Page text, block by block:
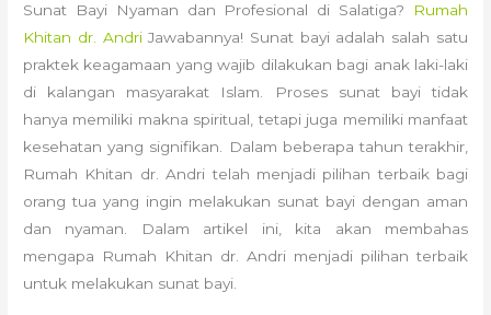
Sunat Bayi Nyaman dan Profesional di Salatiga?
Rumah
Khitan dr. AndriJawabannya! Sunat bayi adalah salah satu
praktek keagamaan yang wajib dilakukan bagi anak laki-laki
di kalangan masyarakat Islam. Proses sunat bayi tidak
hanya memiliki makna spiritual, tetapi juga memiliki manfaat
kesehatan yang signifikan. Dalam beberapa tahun terakhir,
Rumah Khitan dr. Andri telah menjadi pilihan terbaik bagi
orang tua yang ingin melakukan sunat bayi dengan aman
dan nyaman. Dalam artikel ini, kita akan membahas
mengapa Rumah Khitan dr. Andri menjadi pilihan terbaik
untuk melakukan sunat bayi.